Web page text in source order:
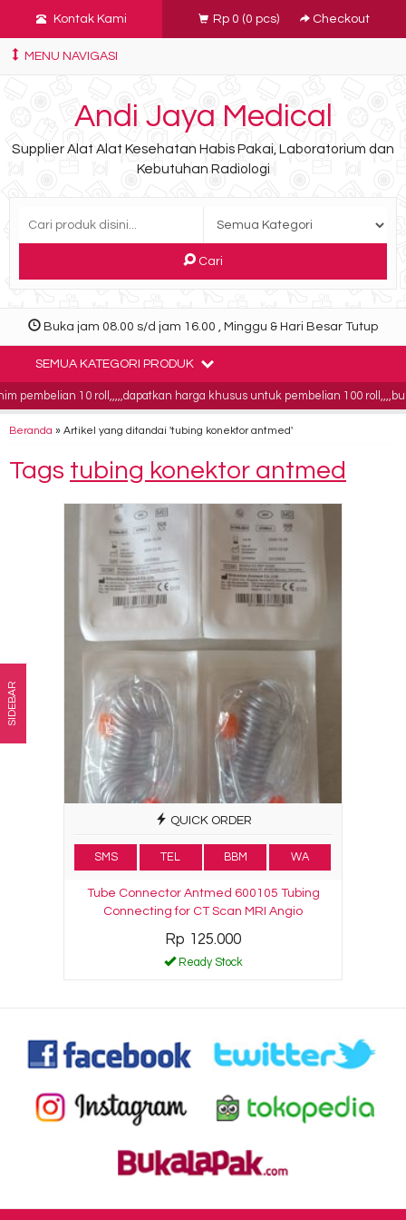
Kontak Kami Rp 0 (0 pcs) Checkout
MENU NAVIGASI
Andi Jaya Medical
Supplier Alat Alat Kesehatan Habis Pakai, Laboratorium dan
Kebutuhan Radiologi
Cari
Buka jam 08.00 s/d jam 16.00 , Minggu & Hari Besar Tutup
SEMUA KATEGORI PRODUK
pembelian 10 roll,,,,,dapatkan harga khusus untuk pembelian 100
Beranda » Artikel yang ditandai 'tubing konektor antmed'
Tags tubing konektor antmed
QUICK ORDER
SMS TEL BBM WA
Tube Connector Antmed 600105 Tubing
Connecting for CT Scan MRI Angio
Rp 125.000
Ready Stock
SIDEBAR